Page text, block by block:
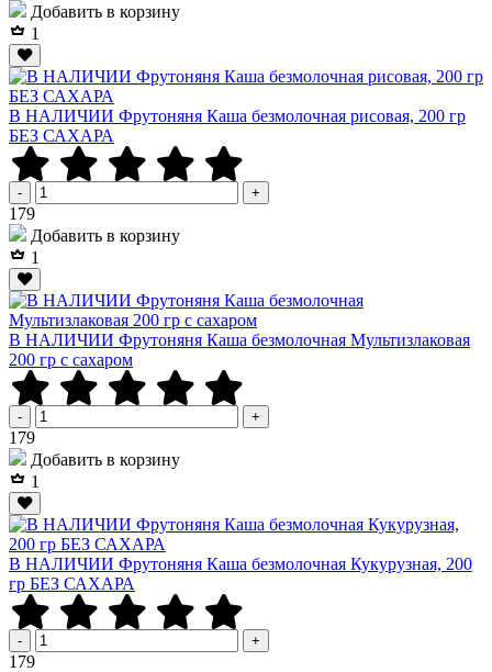
Добавить в корзину
1
В НАЛИЧИИ Фрутоняня Каша безмолочная рисовая, 200 гр
БЕЗ САХАРА
- +
179Р
Добавить в корзину
1
В НАЛИЧИИ Фрутоняня Каша безмолочная Мультизлаковая
200 гр с сахаром
- +
179Р
Добавить в корзину
1
В НАЛИЧИИ Фрутоняня Каша безмолочная Кукурузная, 200
гр БЕЗ САХАРА
- +
179Р